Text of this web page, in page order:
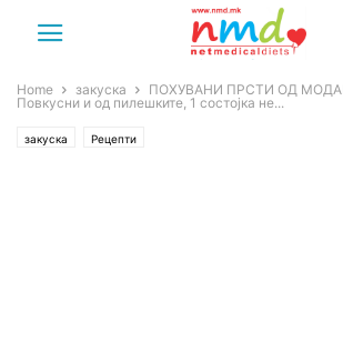
Home закуска
ПОХУВАНИ ПРСТИ ОД
Повкусни и од пилешките, 1 состојка не...
закуска Рецепти